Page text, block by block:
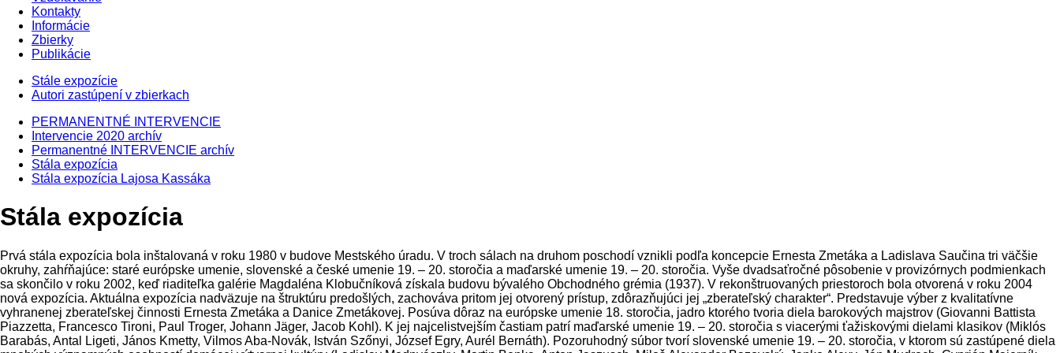
Kontakty
Informácie
Zbierky
Publikácie
Stále expozície
Autori zastúpení v zbierkach
PERMANENTNÉ INTERVENCIE
Intervencie 2020 archív
Permanentné INTERVENCIE archív
Stála expozícia
Stála expozícia Lajosa Kassáka
Stála expozícia
Prvá stála expozícia bola inštalovaná v roku 1980 v budove Mestského úradu. V troch sálach na druhom poschodí vznikli podľa koncepcie Ernesta Zmetáka a Ladislava Saučina tri väčšie
okruhy, zahŕňajúce: staré európske umenie, slovenské a české umenie 19. – 20. storočia a maďarské umenie 19. – 20. storočia. Vyše dvadsaťročné pôsobenie v provizórnych podmienkach
sa skončilo v roku 2002, keď riaditeľka galérie Magdaléna Klobučníková získala budovu bývalého Obchodného grémia (1937). V rekonštruovaných priestoroch bola otvorená v roku 2004
nová expozícia. Aktuálna expozícia nadväzuje na štruktúru predošlých, zachováva pritom jej otvorený prístup, zdôrazňujúci jej „zberateľský charakter“. Predstavuje výber z kvalitatívne
vyhranenej zberateľskej činnosti Ernesta Zmetáka a Danice Zmetákovej. Posúva dôraz na európske umenie 18. storočia, jadro ktorého tvoria diela barokových majstrov (Giovanni Battista
Piazzetta, Francesco Tironi, Paul Troger, Johann Jäger, Jacob Kohl). K jej najcelistvejším častiam patrí maďarské umenie 19. – 20. storočia s viacerými ťažiskovými dielami klasikov (Miklós
Barabás, Antal Ligeti, János Kmetty, Vilmos Aba-Novák, István Szőnyi, József Egry, Aurél Bernáth). Pozoruhodný súbor tvorí slovenské umenie 19. – 20. storočia, v ktorom sú zastúpené diela